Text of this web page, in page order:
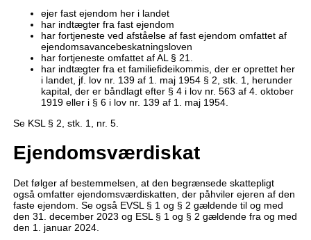
ejer fast ejendom her i landet
har indtægter fra fast ejendom
har fortjeneste ved afståelse af fast ejendom omfattet af
ejendomsavancebeskatningsloven
har fortjeneste omfattet af AL § 21.
har indtægter fra et familiefideikommis, der er oprettet her
i landet, jf. lov nr. 139 af 1. maj 1954 § 2, stk. 1, herunder
kapital, der er båndlagt efter § 4 i lov nr. 563 af 4. oktober
1919 eller i § 6 i lov nr. 139 af 1. maj 1954.
Se KSL § 2, stk. 1, nr. 5.
Ejendomsværdiskat
Det følger af bestemmelsen, at den begrænsede skattepligt
også omfatter ejendomsværdiskatten, der påhviler ejeren af den
faste ejendom. Se også EVSL § 1 og § 2 gældende til og med
den 31. december 2023 og ESL § 1 og § 2 gældende fra og med
den 1. januar 2024.